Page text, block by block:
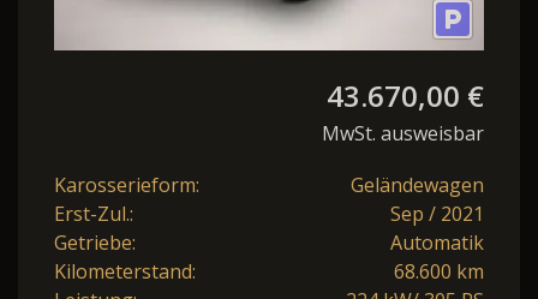
43.670,00 €
MwSt. ausweisbar
Karosserieform:
Geländewagen
Erst-Zul.:
Sep / 2021
Getriebe:
Automatik
Kilometerstand:
68.600 km